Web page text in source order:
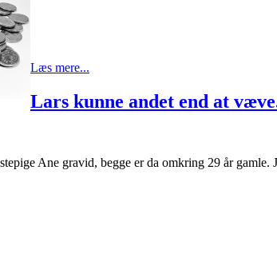
Læs mere...
Lars kunne andet end at
Ane gravid, begge er da omkring 29 år